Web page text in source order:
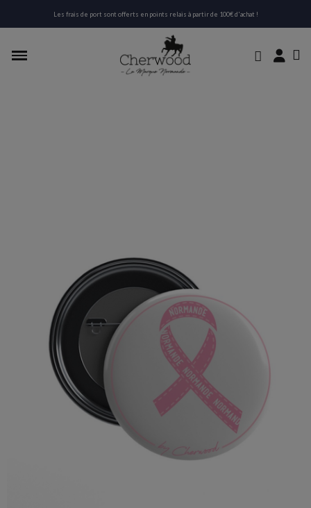
Les frais de port sont offerts en points relais à partir de 100€ d'achat !